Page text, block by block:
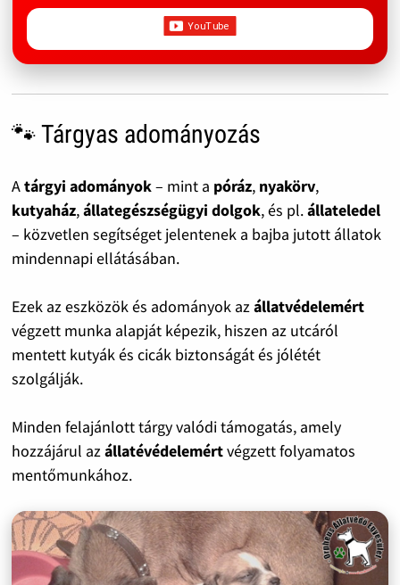
🐾 Tárgyas adományozás
Atárgyi adományok– mint a póráz, nyakörv,
kutyaház,állategészségügyi dolgok, és pl.állateledel
– közvetlen segítséget jelentenek a bajba jutott állatok
mindennapi ellátásában.
Ezek az eszközök és adományok az állatvédelemért
végzett munka alapját képezik, hiszen az utcáról
mentett kutyák és cicák biztonságát és jólétét
szolgálják.
Minden felajánlott tárgy valódi támogatás, amely
hozzájárul az állatévédelemértvégzett folyamatos
mentőmunkához.